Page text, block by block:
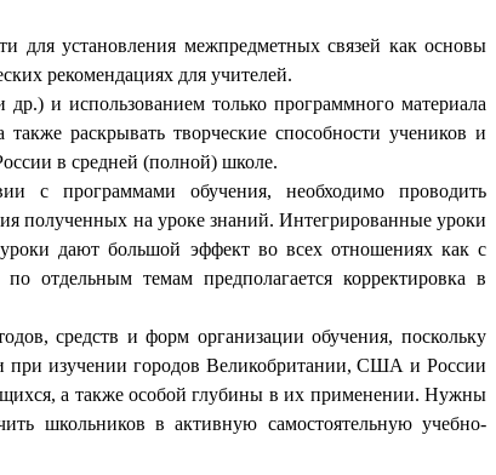
для установления межпредметных связей как основы
рекомендациях для учителей.
и использованием только программного материала
раскрывать творческие способности учеников и
в средней (полной) школе.
с программами обучения, необходимо проводить
полученных на уроке знаний. Интегрированные уроки
дают большой эффект во всех отношениях как с
отдельным темам предполагается корректировка в
средств и форм организации обучения, поскольку
при изучении городов Великобритании, США и России
а также особой глубины в их применении. Нужны
школьников в активную самостоятельную учебно-